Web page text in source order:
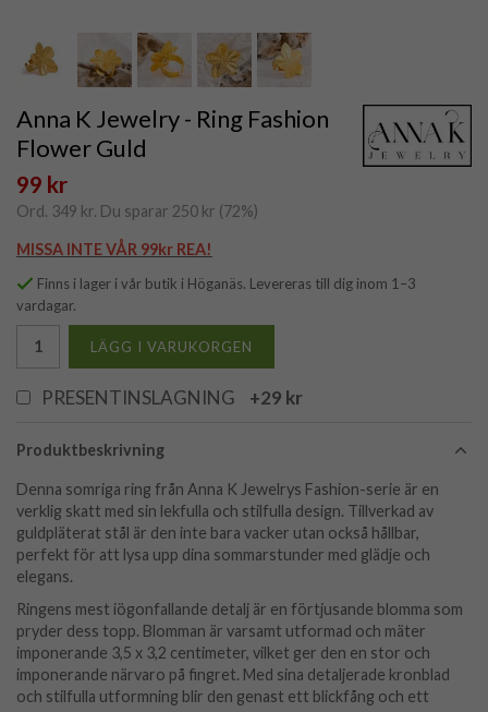
Anna K Jewelry - Ring Fashion
Flower Guld
99 kr
Ord. 349 kr. Du sparar 250 kr (72%)
MISSA INTE VÅR 99kr REA!
Finns i lager i vår butik i Höganäs. Levereras till dig inom 1–3
vardagar.
LÄGG I VARUKORGEN
PRESENTINSLAGNING +29 kr
Produktbeskrivning
Denna somriga ring från Anna K Jewelrys Fashion-serie är en
verklig skatt med sin lekfulla och stilfulla design. Tillverkad av
guldpläterat stål är den inte bara vacker utan också hållbar,
perfekt för att lysa upp dina sommarstunder med glädje och
elegans.
Ringens mest iögonfallande detalj är en förtjusande blomma som
pryder dess topp. Blomman är varsamt utformad och mäter
imponerande 3,5 x 3,2 centimeter, vilket ger den en stor och
imponerande närvaro på fingret. Med sina detaljerade kronblad
och stilfulla utformning blir den genast ett blickfång och ett